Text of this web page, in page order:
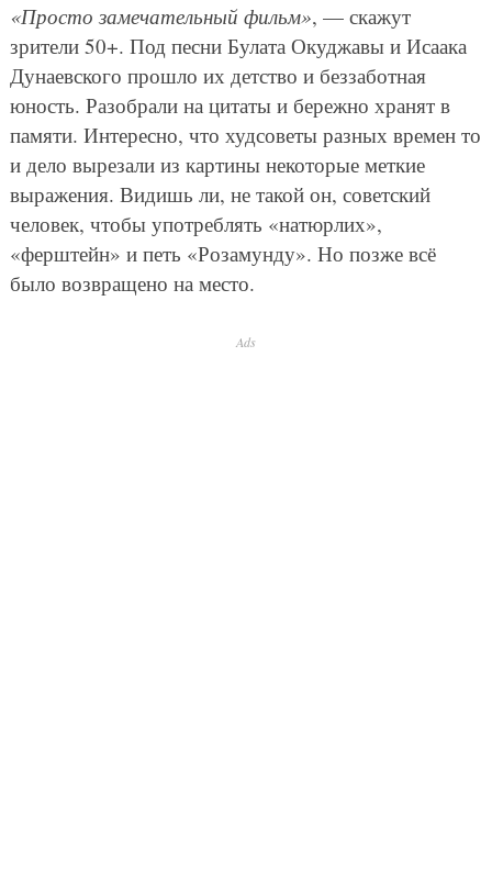
«Просто замечательный фильм», — скажут
зрители 50+. Под песни Булата Окуджавы и Исаака
Дунаевского прошло их детство и беззаботная
юность. Разобрали на цитаты и бережно хранят в
памяти. Интересно, что худсоветы разных времен то
и дело вырезали из картины некоторые меткие
выражения. Видишь ли, не такой он, советский
человек, чтобы употреблять «натюрлих»,
«ферштейн» и петь «Розамунду». Но позже всё
было возвращено на место.
Ads